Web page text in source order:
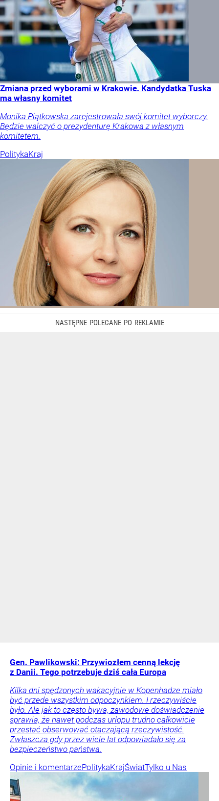
Zmiana przed wyborami w Krakowie. Kandydatka Tuska
ma własny komitet
Monika Piątkowska zarejestrowała swój komitet wyborczy.
Będzie walczyć o prezydenturę Krakowa z własnym
komitetem.
PolitykaKraj
Gen. Pawlikowski: Przywiozłem cenną lekcję
z Danii. Tego potrzebuje dziś cała Europa
Kilka dni spędzonych wakacyjnie w Kopenhadze miało
być przede wszystkim odpoczynkiem. I rzeczywiście
było. Ale jak to często bywa, zawodowe doświadczenie
sprawia, że nawet podczas urlopu trudno całkowicie
przestać obserwować otaczającą rzeczywistość.
Zwłaszcza gdy przez wiele lat odpowiadało się za
bezpieczeństwo państwa.
Opinie i komentarzePolitykaKrajŚwiatTylko u Nas